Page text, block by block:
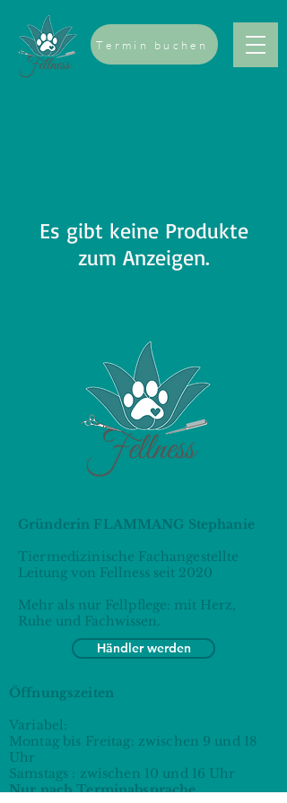
Termin buchen
Es gibt keine Produkte
zum Anzeigen.
Gründerin FLAMMANG Stephanie
Tiermedizinische Fachangestellte
Leitung von Fellness seit 2020
Mehr als nur Fellpflege: mit Herz,
Ruhe und Fachwissen.
Händler werden
Öffnungszeiten
Variabel:
Montag bis Freitag: zwischen 9 und 18
Uhr
Samstags : zwischen 10 und 16 Uhr
Nur nach Terminabsprache